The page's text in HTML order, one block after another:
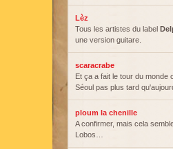
Lèz
Tous les artistes du label
une version guitare.
scaracrabe
Et ça a fait le tour du monde
Séoul pas plus tard
ploum la chenille
A confirmer, mais cela
Lobos…